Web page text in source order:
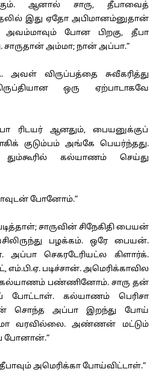
ஆனால் சாரு, தீபாவைத்
இது ஏதோ அபிமானம்னுதான்
அவம்மாவும் போன பிறகு, தீபா
அம்மா; நான் அப்பா.”
விருப்பத்தை சுவீகரித்து
ஒரு ஏற்பாடாகவே
ஆனதும், பையனுக்குப்
குடும்பம் அங்கே பெயர்ந்தது.
கல்யாணம் செய்து
போனோம்.”
சாருவின் சிநேகிதி பையன்
பழக்கம். ஒரே பையன்.
செகரடேரியட்ல கிளார்க்.
படிச்சான். அமெரிக்காவில
பண்ணினோம். சாரு தன்
போட்டாள். கல்யாணம் பெரிசா
சொந்த அப்பா இறந்து போய்
வரவில்லை. அண்ணன் மட்டும்
போனான்.”
அமெரிக்கா போய்விட்டாள்.”